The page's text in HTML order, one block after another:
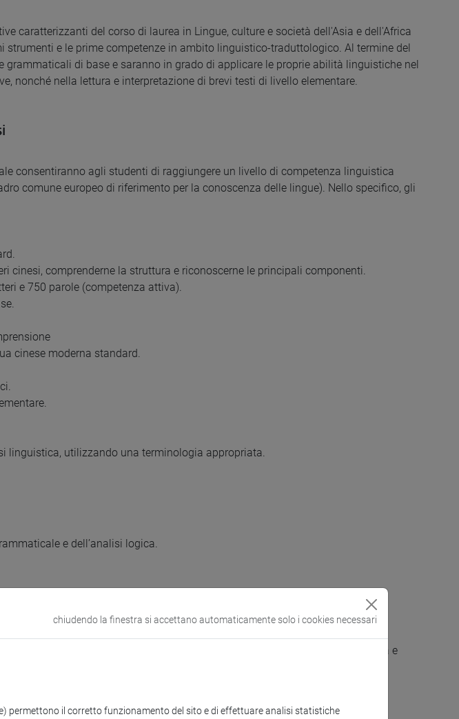
caratterizzanti del corso di laurea in Lingue, culture e società dell'Asia e dell'Africa
strumenti e le prime competenze in ambito linguistico-traduttologico. Al termine del
di base e saranno in grado di applicare le proprie abilità linguistiche nel
nonché nella lettura e interpretazione di brevi testi di livello elementare.
consentiranno agli studenti di raggiungere un livello di competenza linguistica
comune europeo di riferimento per la conoscenza delle lingue). Nello specifico, gli
cinesi, comprenderne la struttura e riconoscerne le principali componenti.
e 750 parole (competenza attiva).
cinese moderna standard.
linguistica, utilizzando una terminologia appropriata.
e dell’analisi logica.
complessiva a livello elementare della lingua cinese moderna scritta e
chiudendo la finestra si accettano automaticamente solo i cookies necessari
permettono il corretto funzionamento del sito e di effettuare analisi statistiche